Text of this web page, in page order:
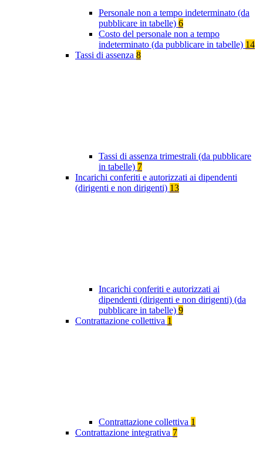
Personale non a tempo indeterminato (da
pubblicare in tabelle) 6
Costo del personale non a tempo
indeterminato (da pubblicare in tabelle) 14
Tassi di assenza 8
Tassi di assenza trimestrali (da pubblicare
in tabelle) 7
Incarichi conferiti e autorizzati ai dipendenti
(dirigenti e non dirigenti) 13
Incarichi conferiti e autorizzati ai
dipendenti (dirigenti e non dirigenti) (da
pubblicare in tabelle) 9
Contrattazione collettiva 1
Contrattazione collettiva 1
Contrattazione integrativa 7